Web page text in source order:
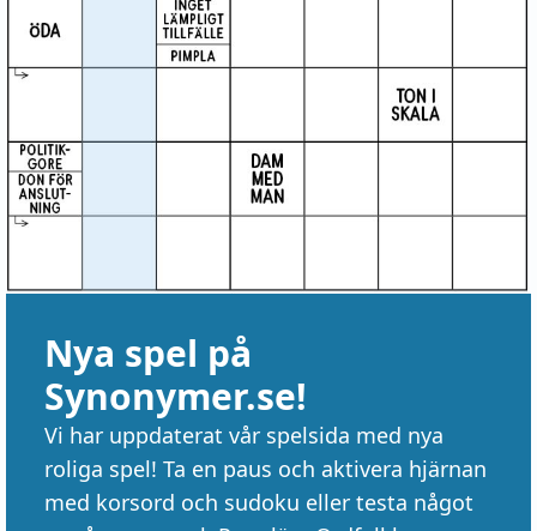
Nya spel på
Synonymer.se!
Vi har uppdaterat vår spelsida med nya
roliga spel! Ta en paus och aktivera hjärnan
med korsord och sudoku eller testa något